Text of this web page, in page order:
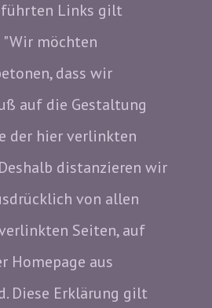
Links gilt
möchten
dass wir
auf die Gestaltung
der hier verlinkten
distanzieren wir
von allen
Seiten, auf
Homepage aus
Diese Erklärung gilt